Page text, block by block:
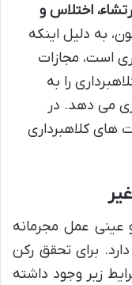
اختلاس و
به دلیل اینکه
است، مجازات
را به
می دهد. در
های کلاهبرداری
عینی عمل مجرمانه
برای تحقق رکن
زیر وجود داشته